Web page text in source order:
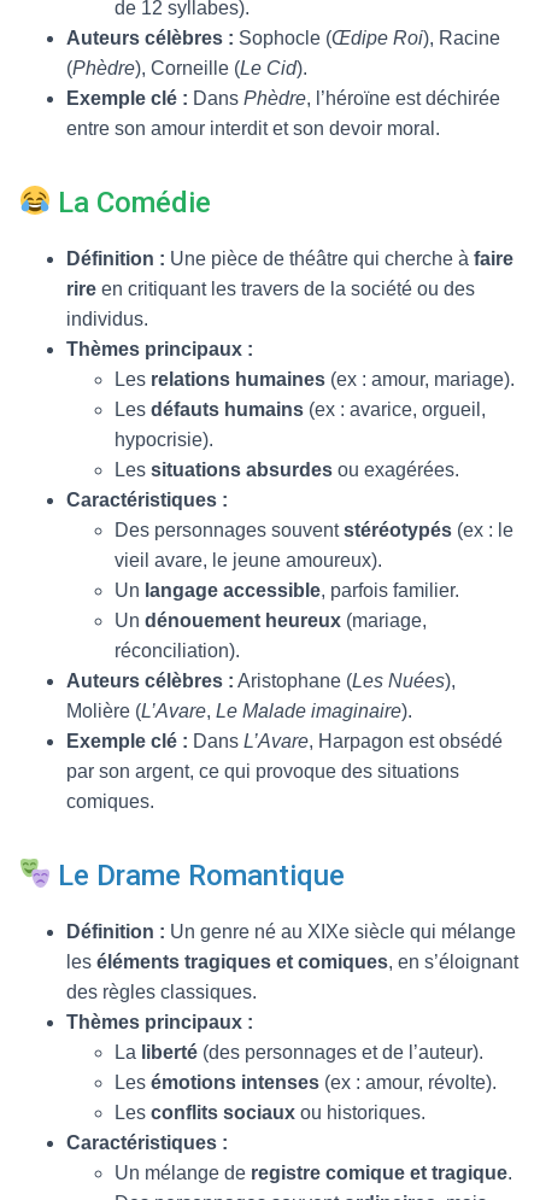
de 12 syllabes).
Auteurs célèbres : Sophocle (Œdipe Roi), Racine
(Phèdre), Corneille (Le Cid).
Exemple clé : Dans Phèdre, l’héroïne est déchirée
entre son amour interdit et son devoir moral.
La Comédie
Définition : Une pièce de théâtre qui cherche à faire
rire en critiquant les travers de la société ou des
individus.
Thèmes principaux :
Les relations humaines (ex : amour, mariage).
Les défauts humains (ex : avarice, orgueil,
hypocrisie).
Les situations absurdes ou exagérées.
Caractéristiques :
Des personnages souventstéréotypés (ex : le
vieil avare, le jeune amoureux).
Un langage accessible, parfois familier.
Un dénouement heureux (mariage,
réconciliation).
Auteurs célèbres : Aristophane (Les Nuées),
Molière (L’Avare, Le Malade imaginaire).
Exemple clé : Dans L’Avare, Harpagon est obsédé
par son argent, ce qui provoque des situations
comiques.
Le Drame Romantique
Définition : Un genre né au XIXe siècle qui mélange
les éléments tragiques et comiques, en s’éloignant
des règles classiques.
Thèmes principaux :
La liberté (des personnages et de l’auteur).
Les émotions intenses (ex : amour, révolte).
Les conflits sociaux ou historiques.
Caractéristiques :
Un mélange de registre comique et tragique.